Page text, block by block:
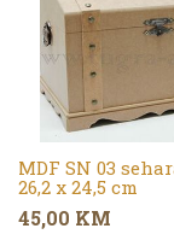
MDF SN 03
26,2 x 24,5 cm
45,00 KM